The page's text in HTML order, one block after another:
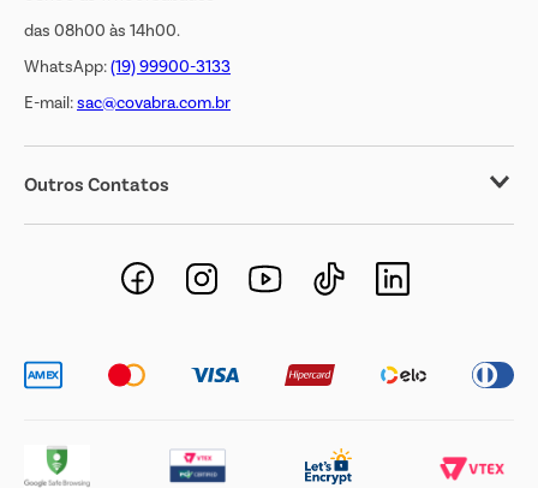
das 08h00 às 14h00.
WhatsApp:(19) 99900-3133
E-mail:sac@covabra.com.br
Outros Contatos
Negócios Imobiliários
Novos Fornecedores